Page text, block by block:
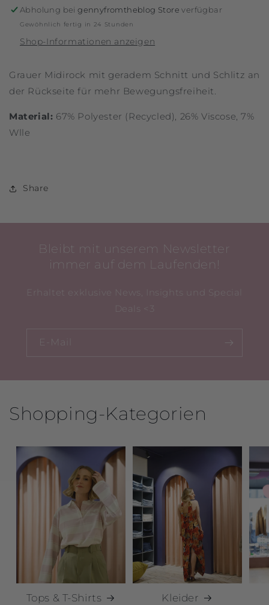
Rock
Dark
Rock
Dark
Abholung beigennyfromtheblog Store verfügbar
Gewöhnlich fertig in 24 Stunden
Shop-Informationen anzeigen
Grauer Midirock mit geradem Schnitt und Schlitz an
der Rückseite für mehr Bewegungsfreiheit.
Material: 67% Polyester (Recycled), 26% Viscose, 7%
Wlle
Share
Bleibt mit unserem Newsletter
immer auf dem Laufenden!
Erhaltet exklusive News, Insights und Special
Deals <3
E-Mail
Shopping-Kategorien
Tops & T-Shirts Kleider